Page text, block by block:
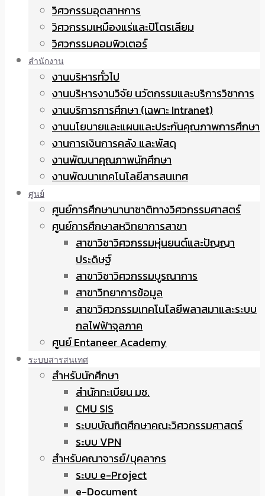
วิศวกรรมอุตสาหการ
วิศวกรรมเหมืองแร่และปิโตรเลียม
วิศวกรรมคอมพิวเตอร์
สำนักงาน
งานบริหารทั่วไป
งานบริหารงานวิจัย นวัตกรรมและบริการวิชาการ
งานบริการการศึกษา (เฉพาะ Intranet)
งานนโยบายและแผนและประกันคุณภาพการศึกษา
งานการเงินการคลัง และพัสดุ
งานพัฒนาคุณภาพนักศึกษา
งานพัฒนาเทคโนโลยีสารสนเทศ
ศูนย์
ศูนย์การศึกษานานาชาติทางวิศวกรรมศาสตร์
ศูนย์การศึกษาสหวิทยาการสาขา
สาขาวิชาวิศวกรรมหุ่นยนต์และปัญญา
ประดิษฐ์
สาขาวิชาวิศวกรรมบูรณาการ
สาขาวิทยาการข้อมูล
สาขาวิศวกรรมเทคโนโลยีพลาสมาและระบบ
กลไฟฟ้าจุลภาค
ศูนย์ Entaneer Academy
ระบบสารสนเทศ
สำหรับนักศึกษา
สำนักทะเบียน มช.
CMU SIS
ระบบบัณฑิตศึกษาคณะวิศวกรรมศาสตร์
ระบบ VPN
สำหรับคณาจารย์/บุคลากร
ระบบ e-Project
e-Document